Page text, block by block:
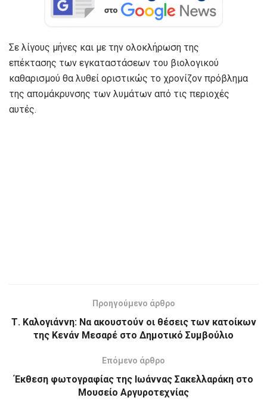
Σε λίγους μήνες και με την ολοκλήρωση της
επέκτασης των εγκαταστάσεων του βιολογικού
καθαρισμού θα λυθεί οριστικώς το χρονίζον πρόβλημα
της απομάκρυνσης των λυμάτων από τις περιοχές
αυτές.
Προηγούμενο άρθρο
Τ. Καλογιάννη: Να ακουστούν οι θέσεις των κατοίκων
της Κενάν Μεσαρέ στο Δημοτικό Συμβούλιο
Επόμενο άρθρο
Έκθεση φωτογραφίας της Ιωάννας Σακελλαράκη στο
Μουσείο Αργυροτεχνίας